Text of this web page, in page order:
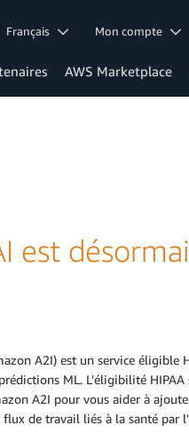
Français Mon compte
AWS Marketplace
est
A2I) est un service éligible
ML. L'éligibilité HIPAA
A2I pour vous aider à
de travail liés à la santé